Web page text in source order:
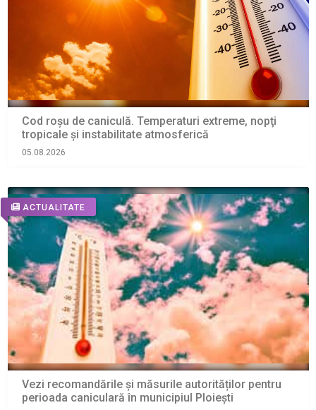
Cod roșu de caniculă. Temperaturi extreme, nopţi
tropicale şi instabilitate atmosferică
05.08.2026
ACTUALITATE
Vezi recomandările și măsurile autorităților pentru
perioada caniculară în municipiul Ploiești